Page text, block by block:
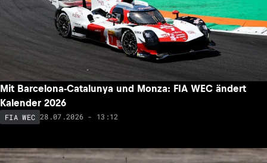
Mit Barcelona-Catalunya und Monza: FIA WEC ändert
Kalender 2026
FIA WEC 28.07.2026 - 13:12